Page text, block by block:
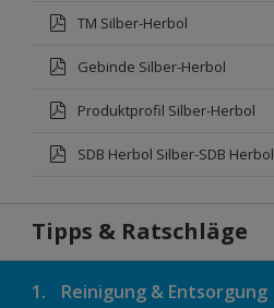
TM Silber-Herbol
Gebinde Silber-Herbol
Produktprofil Silber-Herbol
SDB Herbol Silber-SDB Herbol
Tipps & Ratschläge
1. Reinigung & Entsorgung